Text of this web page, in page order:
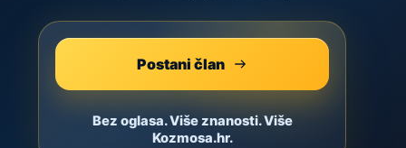
Postani član
Bez oglasa. Više znanosti. Više
Kozmosa.hr.